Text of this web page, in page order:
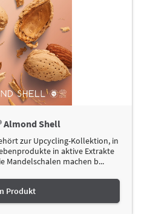
Almond Shell
zur Upcycling-Kollektion, in
in aktive Extrakte
Mandelschalen machen b...
Produkt